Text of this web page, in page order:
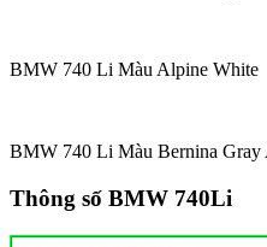
BMW 740 Li Màu Alpine White
BMW 740 Li Màu Bernina Gray
Thông số BMW 740Li